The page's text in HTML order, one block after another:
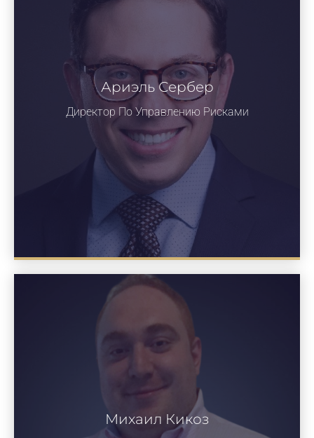
Ариэль Сербер
Директор По Управлению Рисками
Михаил Кикоз